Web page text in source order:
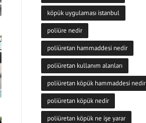
köpük uygulaması istanbul
poliüre nedir
poliüretan hammaddesi nedir
poliüretan kullanım alanları
poliüretan köpük hammaddesi nedir
poliüretan köpük nedir
poliüretan köpük ne işe yarar